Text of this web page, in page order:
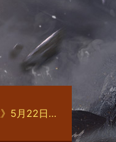
03u《帝王霸业》5月22日合区公告